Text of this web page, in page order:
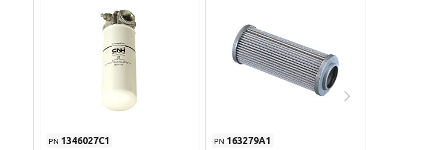
PN 1346027C1
PN 163279A1